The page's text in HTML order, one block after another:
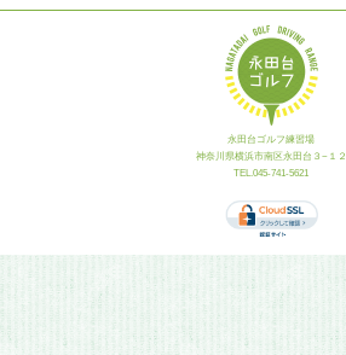
永田台ゴルフ練習場
神奈川県横浜市南区永田台３−１２
TEL.045-741-5621